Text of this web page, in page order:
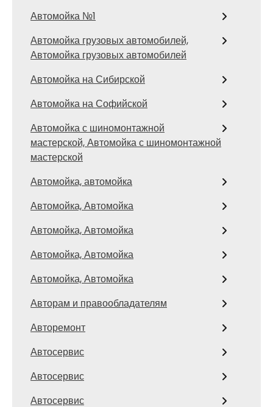
Автомойка №1
Автомойка грузовых автомобилей,
Автомойка грузовых автомобилей
Автомойка на Сибирской
Автомойка на Софийской
Автомойка с шиномонтажной
мастерской, Автомойка с шиномонтажной
мастерской
Автомойка, автомойка
Автомойка, Автомойка
Автомойка, Автомойка
Автомойка, Автомойка
Автомойка, Автомойка
Авторам и правообладателям
Авторемонт
Автосервис
Автосервис
Автосервис